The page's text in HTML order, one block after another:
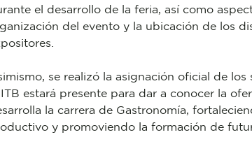
el desarrollo de la feria, así como
del evento y la ubicación de los
se realizó la asignación oficial de
estará presente para dar a conocer la
la carrera de Gastronomía,
y promoviendo la formación de